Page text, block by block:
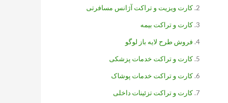
کارت ویزیت و تراکت آژانس مسافرتی
کارت و تراکت بیمه
فروش طرح لایه باز لوگو
کارت و تراکت خدمات پزشکی
کارت و تراکت خدمات پوشاک
کارت و تراکت تزئینات داخلی